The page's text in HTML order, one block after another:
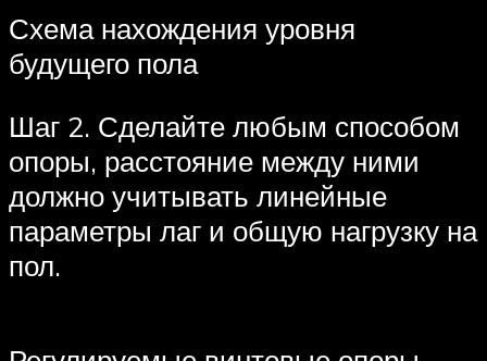
Схема нахождения уровня
будущего пола
Шаг 2. Сделайте любым способом
опоры, расстояние между ними
должно учитывать линейные
параметры лаг и общую нагрузку на
пол.